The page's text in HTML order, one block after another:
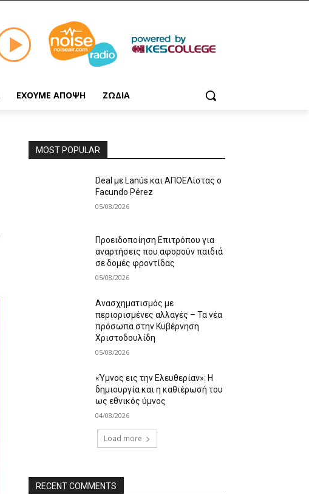
ΕΧΟΥΜΕ ΑΠΟΨΗ ΖΩΔΙΑ
MOST POPULAR
Deal με Lanús και ΑΠΟΕΛίστας ο
Facundo Pérez
05/08/2026
Προειδοποίηση Επιτρόπου για
αναρτήσεις που αφορούν παιδιά
σε δομές φροντίδας
05/08/2026
Ανασχηματισμός με
περιορισμένες αλλαγές – Τα νέα
πρόσωπα στην Κυβέρνηση
Χριστοδουλίδη
05/08/2026
«Ύμνος εις την Ελευθερίαν»: Η
δημιουργία και η καθιέρωσή του
ως εθνικός ύμνος
04/08/2026
Load more
RECENT COMMENTS